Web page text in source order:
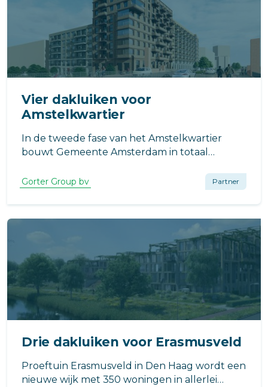
Vier dakluiken voor
Amstelkwartier
In de tweede fase van het Amstelkwartier
bouwt Gemeente Amsterdam in totaal
middeldure huurwoningen en vrije
Gorter Group bv Partner
Drie dakluiken voor Erasmusveld
Proeftuin Erasmusveld in Den Haag wordt een
nieuwe wijk met 350 woningen in allerlei